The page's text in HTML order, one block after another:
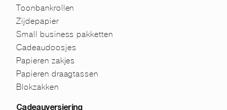
Toonbankrollen
Zijdepapier
Small business pakketten
Cadeaudoosjes
Papieren zakjes
Papieren draagtassen
Blokzakken
Cadeauversiering